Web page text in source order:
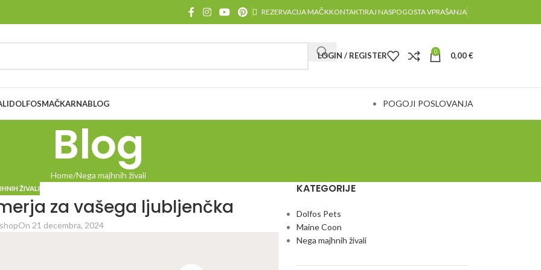
REZERVACIJA MAČKKONTAKTIRAJ NASPOGOSTA VPRAŠANJA
LOGIN / REGISTER 0 0,00€
DOLFOSMAČKARNABLOG POGOJI POSLOVANJA
Blog
Home Nega majhnih živali
ŽIVALI
za vašega ljubljenčka
On 21 decembra, 2024
KATEGORIJE
Dolfos Pets
Maine Coon
Nega majhnih živali